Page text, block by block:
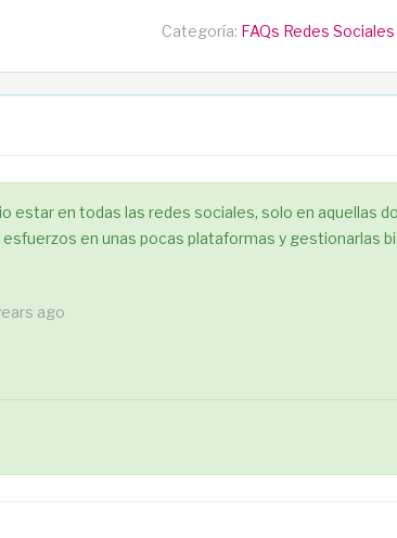
Categoría: FAQs Redes Sociales
estar en todas las redes sociales, solo en aquellas
en unas pocas plataformas y gestionarlas
ago